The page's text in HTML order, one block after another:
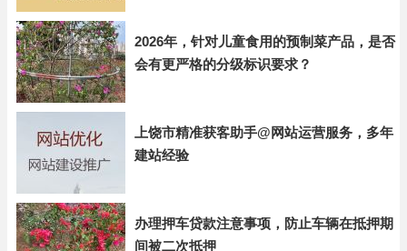
2026年，针对儿童食用的预制菜产品，是否
会有更严格的分级标识要求？
上饶市精准获客助手@网站运营服务，多年
建站经验
办理押车贷款注意事项，防止车辆在抵押期
间被二次抵押